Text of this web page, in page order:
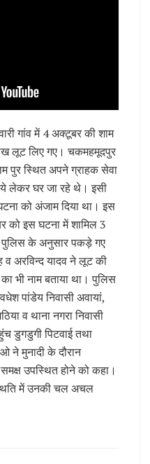
गांव में 4 अक्टूबर की शाम
लूट लिए गए। चकमहमूदपुर
पुर स्थित अपने ग्राहक सेवा
लेकर घर जा रहे थे। इसी
को अंजाम दिया था। इस
को इस घटना में शामिल 3
पुलिस के अनुसार पकड़े गए
व अरविन्द यादव ने लूट की
भी नाम बताया था। पुलिस
पांडेय निवासी अवायां,
व थाना नगरा निवासी
डुगडुगी पिटवाई तथा
ने मुनादी के दौरान
उपस्थित होने को कहा।
में उनकी चल अचल